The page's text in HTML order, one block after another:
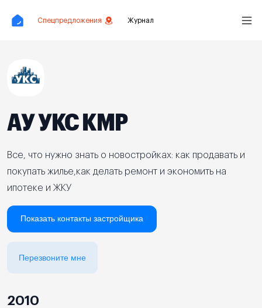
Спецпредложения Журнал
АУ УКС КМР
Все, что нужно знать о новостройках: как продавать и
покупать жилье,как делать ремонт и экономить на
ипотеке и ЖКУ
Показать контакты застройщика
Перезвоните мне
2010